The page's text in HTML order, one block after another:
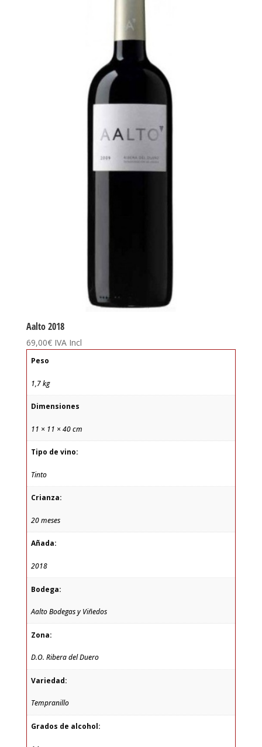
Aalto 2018
69,00€ IVA Incl
Peso
1,7 kg
Dimensiones
11 × 11 × 40 cm
Tipo de vino:
Tinto
Crianza:
20 meses
Añada:
2018
Bodega:
Aalto Bodegas y Viñedos
Zona:
D.O. Ribera del Duero
Variedad:
Tempranillo
Grados de alcohol: